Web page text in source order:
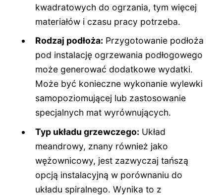
kwadratowych do ogrzania, tym więcej
materiałów i czasu pracy potrzeba.
Rodzaj podłoża: Przygotowanie podłoża
pod instalację ogrzewania podłogowego
może generować dodatkowe wydatki.
Może być konieczne wykonanie wylewki
samopoziomującej lub zastosowanie
specjalnych mat wyrównujących.
Typ układu grzewczego: Układ
meandrowy, znany również jako
wężownicowy, jest zazwyczaj tańszą
opcją instalacyjną w porównaniu do
układu spiralnego. Wynika to z